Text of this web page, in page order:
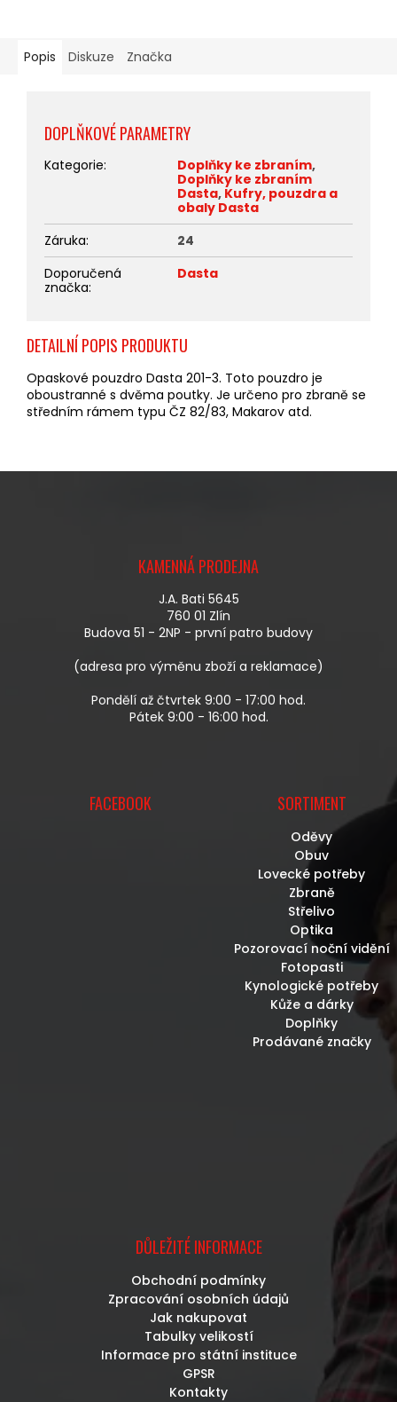
Popis Diskuze Značka
DETAILNÍ POPIS PRODUKTU
Opaskové pouzdro Dasta 201-3. Toto pouzdro je
oboustranné s dvěma poutky. Je určeno pro zbraně se
středním rámem typu ČZ 82/83, Makarov atd.
DOPLŇKOVÉ PARAMETRY
Kategorie: Doplňky ke zbraním,
Doplňky ke zbraním
Dasta, Kufry, pouzdra a
obaly Dasta
Záruka:
24
Doporučená
značka:
Dasta
KAMENNÁ PRODEJNA
J.A. Bati 5645
760 01 Zlín
Budova 51 - 2NP - první patro budovy
(adresa pro výměnu zboží a reklamace)
Pondělí až čtvrtek 9:00 - 17:00 hod.
Pátek 9:00 - 16:00 hod.
FACEBOOK SORTIMENT
Oděvy
Obuv
Lovecké potřeby
Zbraně
Střelivo
Optika
Pozorovací noční vidění
Fotopasti
Kynologické potřeby
Kůže a dárky
Doplňky
Prodávané značky
DŮLEŽITÉ INFORMACE
Obchodní podmínky
Zpracování osobních údajů
Jak nakupovat
Tabulky velikostí
Informace pro státní instituce
GPSR
Kontakty